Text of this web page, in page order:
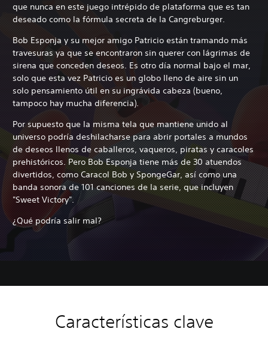
que nunca en este juego intrépido de plataforma que es tan
deseado como la fórmula secreta de la Cangreburger.
Bob Esponja y su mejor amigo Patricio están tramando más
travesuras ya que se encontraron sin querer con lágrimas de
sirena que conceden deseos. Es otro día normal bajo el mar,
solo que esta vez Patricio es un globo lleno de aire sin un
solo pensamiento útil en su ingrávida cabeza (bueno,
tampoco hay mucha diferencia).
Por supuesto que la misma tela que mantiene unido al
universo podría deshilacharse para abrir portales a mundos
de deseos llenos de caballeros, vaqueros, piratas y caracoles
prehistóricos. Pero Bob Esponja tiene más de 30 atuendos
divertidos, como Caracol Bob y SpongeGar, así como una
banda sonora de 101 canciones de la serie, que incluyen
"Sweet Victory".
¿Qué podría salir mal?
Características clave